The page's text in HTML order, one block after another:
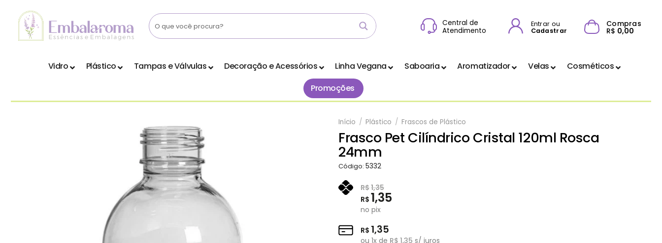
content
Central de
Atendimento
Entrar ou
Cadastrar
Compras
R$ 0,00
Vidro Plástico Tampas e Válvulas Decoração e Acessórios Linha Vegana Saboaria Aromatizador Velas
Cosméticos
Promoções
Início / Plástico / Frascos de Plástico
Frasco Pet Cilíndrico Cristal 120ml Rosca
24mm
Código: 5332
R$1,35
R$ 1,35
no pix
R$ 1,35
ou 1x de R$ 1,35 s/ juros